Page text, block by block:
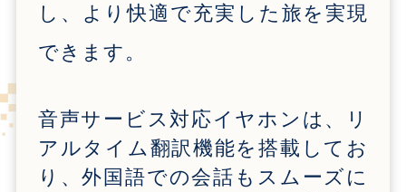
し、より快適で充実した旅を実現
できます。
音声サービス対応イヤホンは、リ
アルタイム翻訳機能を搭載してお
り、外国語での会話もスムーズに